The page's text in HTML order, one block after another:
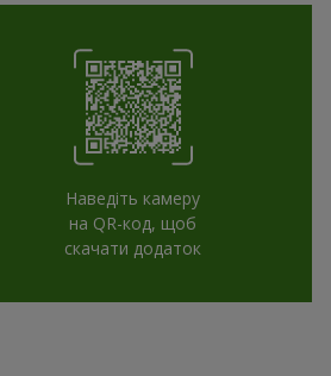
Наведіть камеру
на QR-код, щоб
скачати додаток